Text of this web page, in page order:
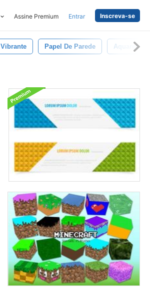
Assine Premium Entrar Inscreva-se
Vibrante Papel De Parede Aquarela